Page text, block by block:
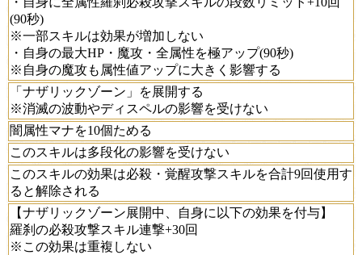
(90秒)
※一部スキルは効果が増加しない
・自身の最大HP・魔攻・全属性を極アップ(90秒)
※自身の魔攻も属性値アップに大きく影響する
「ナザリックゾーン」を展開する
※消滅の波動やディスペルの影響を受けない
闇属性マナを10個ためる
このスキルは多段化の影響を受けない
このスキルの効果は必殺・覚醒攻撃スキルを合計9回使用す
ると解除される
【ナザリックゾーン展開中、自身に以下の効果を付与】
羅刹の必殺攻撃スキル連撃+30回
※この効果は重複しない